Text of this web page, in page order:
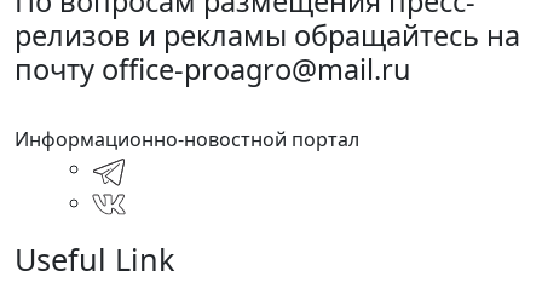
релизов и рекламы обращайтесь на
почту office-proagro@mail.ru
Информационно-новостной портал
Useful Link